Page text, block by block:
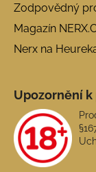
Zodpovědný
Magazín
Nerx na
Upozornění